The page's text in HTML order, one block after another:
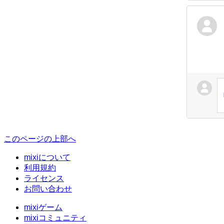
このページの上部へ
mixiについて
利用規約
ライセンス
お問い合わせ
mixiゲーム
mixiコミュニティ